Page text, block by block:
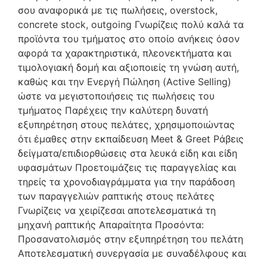
σου αναφορικά με τις πωλήσεις, overstock,
concrete stock, outgoing Γνωρίζεις πολύ καλά τα
προϊόντα του τμήματος στο οποίο ανήκεις όσον
αφορά τα χαρακτηριστικά, πλεονεκτήματα και
τιμολογιακή δομή και αξιοποιείς τη γνώση αυτή,
καθώς και την Ενεργή Πώληση (Active Selling)
ώστε να μεγιστοποιήσεις τις πωλήσεις του
τμήματος Παρέχεις την καλύτερη δυνατή
εξυπηρέτηση στους πελάτες, χρησιμοποιώντας
ότι έμαθες στην εκπαίδευση Meet & Greet Ράβεις
δείγματα/επιδιορθώσεις στα λευκά είδη και είδη
υφασμάτων Προετοιμάζεις τις παραγγελίας και
τηρείς τα χρονοδιαγράμματα για την παράδοση
των παραγγελιών ραπτικής στους πελάτες
Γνωρίζεις να χειρίζεσαι αποτελεσματικά τη
μηχανή ραπτικής Απαραίτητα Προσόντα:
Προσανατολισμός στην εξυπηρέτηση του πελάτη
Αποτελεσματική συνεργασία με συναδέλφους και